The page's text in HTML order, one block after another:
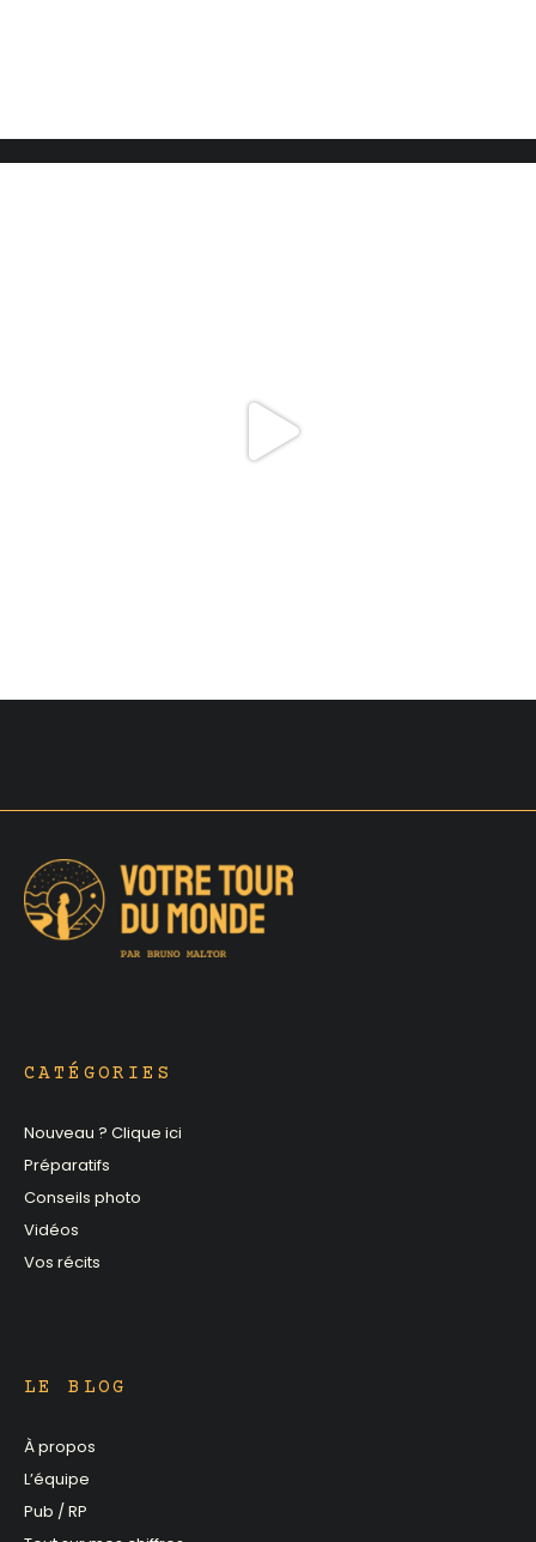
CATÉGORIES
Nouveau ? Clique ici
Préparatifs
Conseils photo
Vidéos
Vos récits
LE BLOG
À propos
L’équipe
Pub / RP